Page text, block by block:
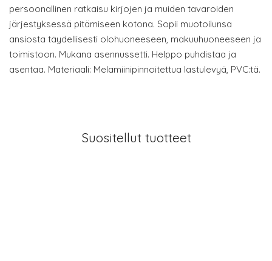
persoonallinen ratkaisu kirjojen ja muiden tavaroiden
järjestyksessä pitämiseen kotona. Sopii muotoilunsa
ansiosta täydellisesti olohuoneeseen, makuuhuoneeseen ja
toimistoon. Mukana asennussetti. Helppo puhdistaa ja
asentaa. Materiaali: Melamiinipinnoitettua lastulevyä, PVC:tä.
Suositellut tuotteet